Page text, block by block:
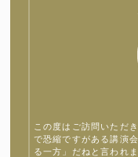
この度はご訪問いただ
で恐縮ですがある講演
る一方」だねと言われ